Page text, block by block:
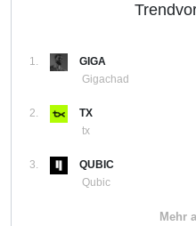
1.
GIGA
Gigachad
2.
TX
tx
3.
QUBIC
Qubic
Mehr